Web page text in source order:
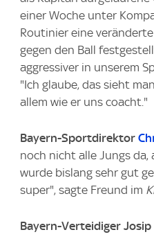
einer Woche unter
Routinier eine
gegen den Ball
aggressiver in unserem
"Ich glaube, das sieht
allem wie er uns coacht."
Bayern-Sportdirektor
noch nicht alle Jungs da,
wurde bislang sehr gut
super", sagte Freund im
Bayern-Verteidiger Josip